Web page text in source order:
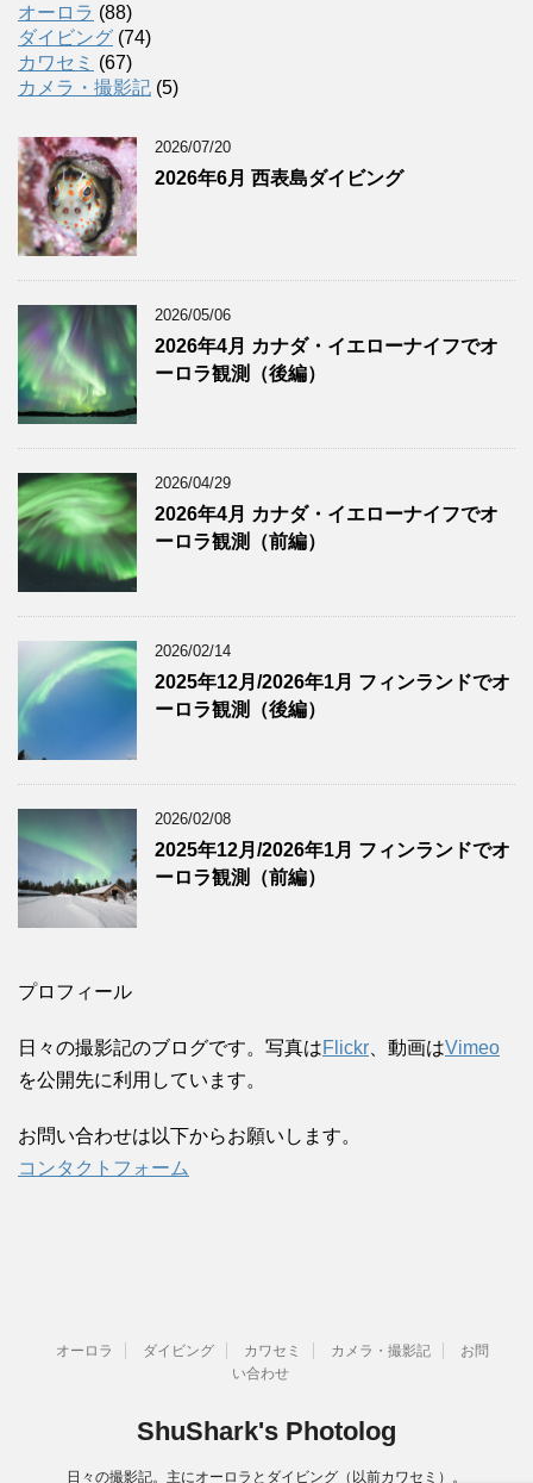
カ
イ
ブ
オーロラ (88)
ダイビング (74)
カワセミ (67)
カメラ・撮影記 (5)
2026/07/20
2026年6月 西表島ダイビング
2026/05/06
2026年4月 カナダ・イエローナイフでオ
ーロラ観測（後編）
2026/04/29
2026年4月 カナダ・イエローナイフでオ
ーロラ観測（前編）
2026/02/14
2025年12月/2026年1月 フィンランドでオ
ーロラ観測（後編）
2026/02/08
2025年12月/2026年1月 フィンランドでオ
ーロラ観測（前編）
プロフィール
日々の撮影記のブログです。写真はFlickr 、動画はVimeo
を公開先に利用しています。
お問い合わせは以下からお願いします。
コンタクトフォーム
オーロラ ダイビング カワセミ カメラ・撮影記
お問
い合わせ
ShuShark's Photolog
日々の撮影記。主にオーロラとダイビング（以前カワセミ）。